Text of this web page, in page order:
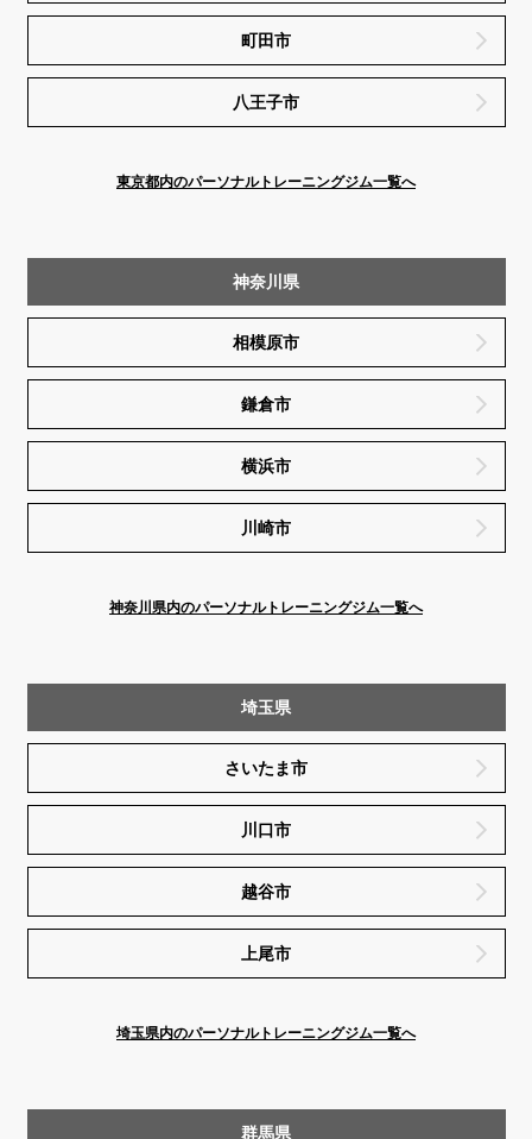
町田市
八王子市
東京都内のパーソナルトレーニングジム一覧へ
神奈川県
相模原市
鎌倉市
横浜市
川崎市
神奈川県内のパーソナルトレーニングジム一覧へ
埼玉県
さいたま市
川口市
越谷市
上尾市
埼玉県内のパーソナルトレーニングジム一覧へ
群馬県